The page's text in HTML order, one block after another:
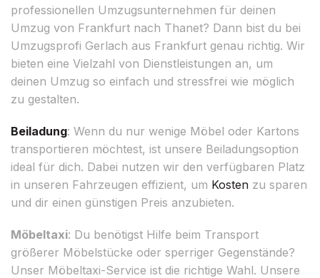
professionellen Umzugsunternehmen für deinen
Umzug von Frankfurt nach Thanet? Dann bist du bei
Umzugsprofi Gerlach aus Frankfurt genau richtig. Wir
bieten eine Vielzahl von Dienstleistungen an, um
deinen Umzug so einfach und stressfrei wie möglich
zu gestalten.
Beiladung: Wenn du nur wenige Möbel oder Kartons
transportieren möchtest, ist unsere Beiladungsoption
ideal für dich. Dabei nutzen wir den verfügbaren Platz
in unseren Fahrzeugen effizient, um Kosten zu sparen
und dir einen günstigen Preis anzubieten.
Möbeltaxi: Du benötigst Hilfe beim Transport
größerer Möbelstücke oder sperriger Gegenstände?
Unser Möbeltaxi-Service ist die richtige Wahl. Unsere